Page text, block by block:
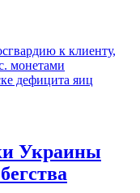
к клиенту,
монетами
дефицита яиц
Украины